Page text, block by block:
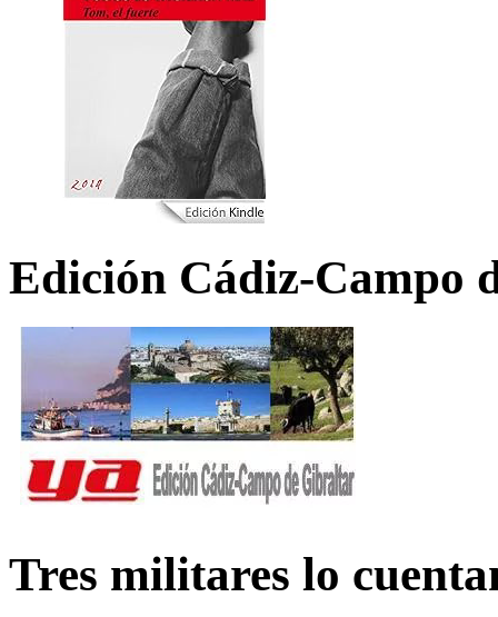
Edición Cádiz-Campo
Tres militares lo